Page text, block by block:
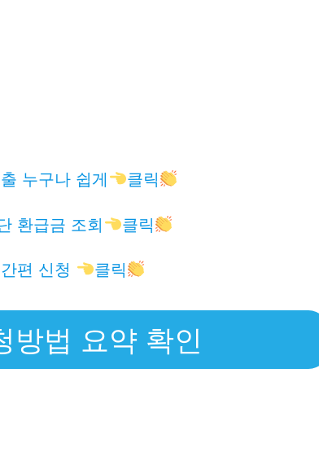
누구나 쉽게 클릭
환급금 조회 클릭
편 신청 클릭
방법 요약 확인